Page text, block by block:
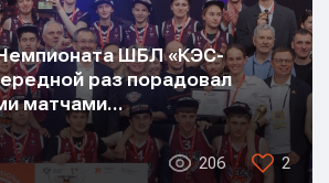
ШБЛ «КЭС-
раз порадовал
матчами…
206 2